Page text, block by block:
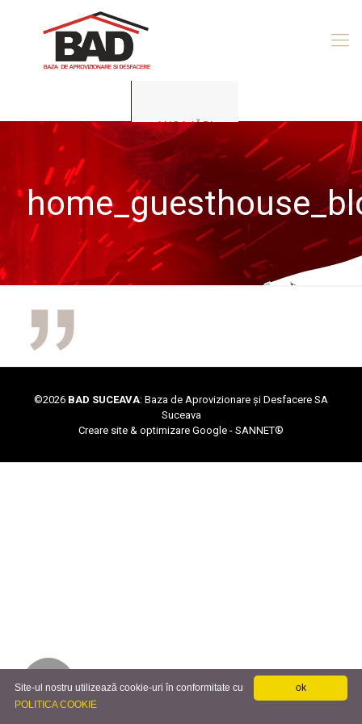
ANGAJĂRI
©2026 BAD SUCEAVA: Baza de Aprovizionare și Desfacere SA
Suceava
Creare site & optimizare Google - SANNET®
ok
Site-ul nostru utilizează cookie-uri în conformitate cu
POLITICA COOKIE